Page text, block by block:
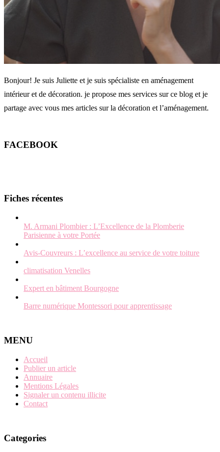
Bonjour! Je suis Juliette et je suis spécialiste en aménagement
intérieur et de décoration. je propose mes services sur ce blog et je
partage avec vous mes articles sur la décoration et l’aménagement.
FACEBOOK
Fiches récentes
M. Armani Plombier : L’Excellence de la Plomberie
Parisienne à votre Portée
Avis-Couvreurs : L’excellence au service de votre toiture
climatisation Venelles
Expert en bâtiment Bourgogne
Barre numérique Montessori pour apprentissage
MENU
Accueil
Publier un article
Annuaire
Mentions Légales
Signaler un contenu illicite
Contact
Categories